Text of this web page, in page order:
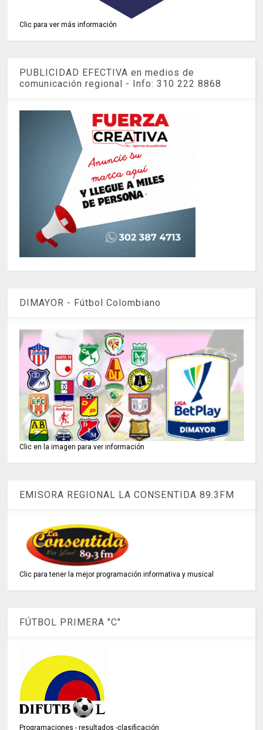
Clic para ver más información
PUBLICIDAD EFECTIVA en medios de
comunicación regional - Info: 310 222 8868
DIMAYOR - Fútbol Colombiano
Clic en la imagen para ver información
EMISORA REGIONAL LA CONSENTIDA 89.3FM
Clic para tener la mejor programación informativa y musical
FÚTBOL PRIMERA "C"
Programaciones - resultados -clasificación